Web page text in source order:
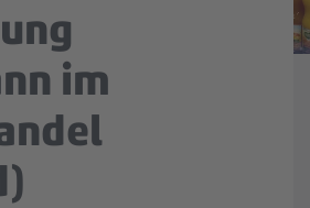
& Vertrieb
im